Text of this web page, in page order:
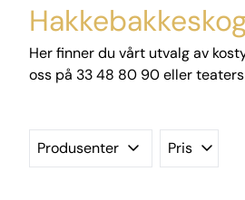
Her finner du vårt utvalg av
oss på 33 48 80 90 eller
Produsenter Pris